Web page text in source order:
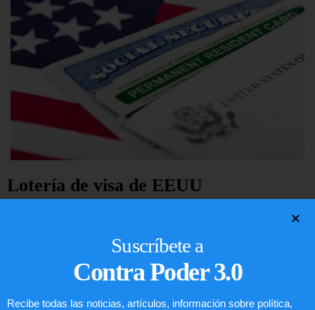
Lotería de visa de EEUU
Suscríbete a
Contra Poder 3.0
Recibe todas las noticias, artículos, información sobre política,